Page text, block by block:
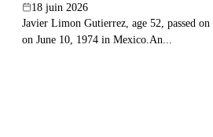
18 juin 2026
Javier Limon Gutierrez, age 52, passed
on June 10, 1974 in Mexico.An...